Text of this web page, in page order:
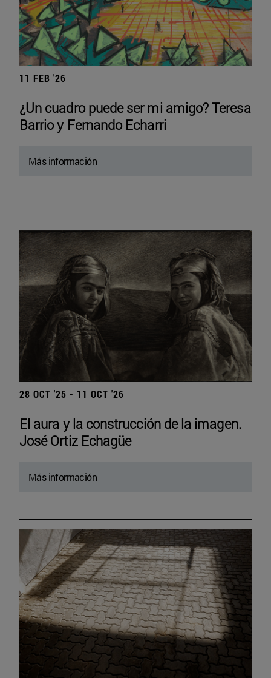
11 FEB '26
¿Un cuadro puede ser mi amigo? Teresa
Barrio y Fernando Echarri
Más información
28 OCT '25 - 11 OCT '26
El aura y la construcción de la imagen.
José Ortiz Echagüe
Más información